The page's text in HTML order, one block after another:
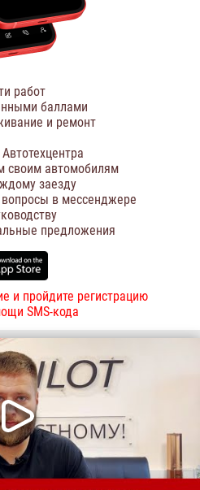
работ
баллами
и ремонт
своим автомобилям
заезду
в мессенджере
предложения
и пройдите регистрацию
SMS-кода